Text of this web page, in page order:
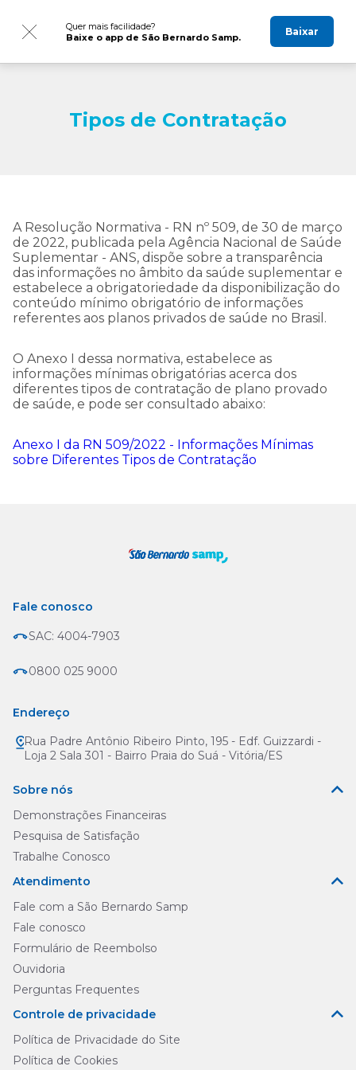
Quer mais facilidade?
Baixe o app de São Bernardo Samp.
Baixar
Tipos de Contratação
A Resolução Normativa - RN nº 509, de 30 de março
de 2022, publicada pela Agência Nacional de Saúde
Suplementar - ANS, dispõe sobre a transparência
das informações no âmbito da saúde suplementar e
estabelece a obrigatoriedade da disponibilização do
conteúdo mínimo obrigatório de informações
referentes aos planos privados de saúde no Brasil.
O Anexo I dessa normativa, estabelece as
informações mínimas obrigatórias acerca dos
diferentes tipos de contratação de plano provado
de saúde, e pode ser consultado abaixo:
Anexo I da RN 509/2022 - Informações Mínimas
sobre Diferentes Tipos de Contratação
Fale conosco
SAC: 4004-7903
0800 025 9000
Endereço
Rua Padre Antônio Ribeiro Pinto, 195 - Edf. Guizzardi -
Loja 2 Sala 301 - Bairro Praia do Suá - Vitória/ES
Sobre nós
Demonstrações Financeiras
Pesquisa de Satisfação
Trabalhe Conosco
Atendimento
Fale com a São Bernardo Samp
Fale conosco
Formulário de Reembolso
Ouvidoria
Perguntas Frequentes
Controle de privacidade
Política de Privacidade do Site
Política de Cookies